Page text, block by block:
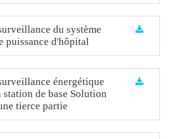
du système
puissance d'hôpital
énergétique
station de base Solution
tierce partie